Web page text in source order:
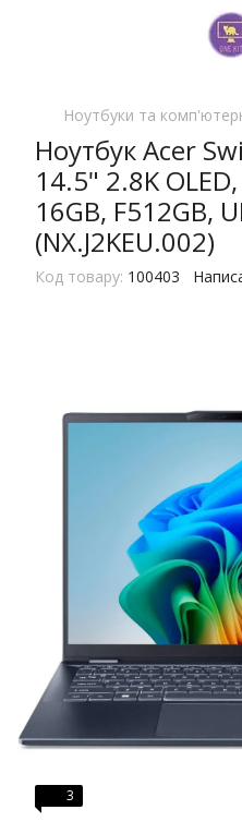
Ноутбуки та
Ноутбук Acer
14.5" 2.8K
16GB, F512GB,
(NX.J2KEU.002)
Код товару: 100403
3